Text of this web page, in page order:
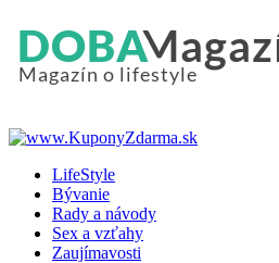
LifeStyle
Bývanie
Rady a návody
Sex a vzťahy
Zaujímavosti